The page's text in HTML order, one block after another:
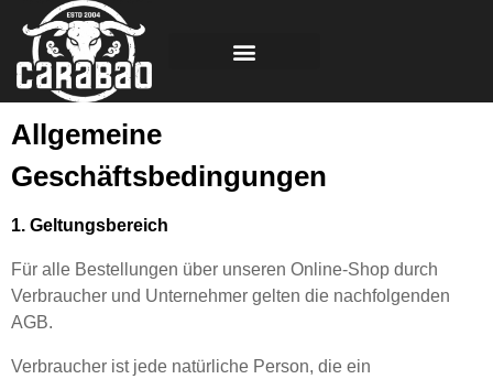
Allgemeine
Geschäftsbedingungen
1. Geltungsbereich
Für alle Bestellungen über unseren Online-Shop durch
Verbraucher und Unternehmer gelten die nachfolgenden
AGB.
Verbraucher ist jede natürliche Person, die ein